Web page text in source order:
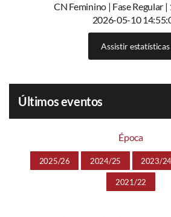
CN Feminino | Fase Regular |
2026-05-10
Assistir estatísticas
Últimos eventos
Época
2025/26 2024/25 2023/24
2021/22